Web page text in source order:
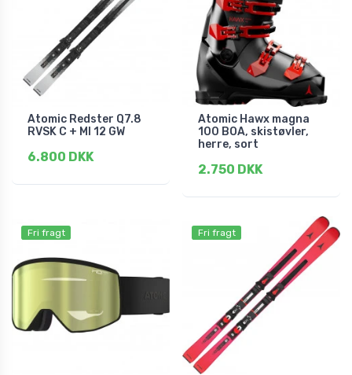
Atomic Redster Q7.8
RVSK C + MI 12 GW
6.800 DKK
Atomic Hawx magna
100 BOA, skistøvler,
herre, sort
2.750 DKK
Fri fragt Fri fragt